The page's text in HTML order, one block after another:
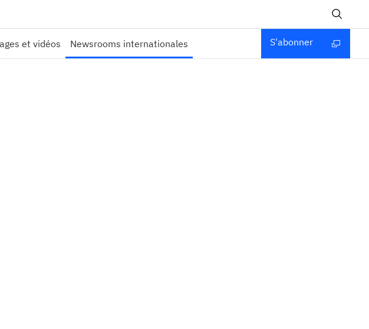
et vidéos Newsrooms internationales S'abonner